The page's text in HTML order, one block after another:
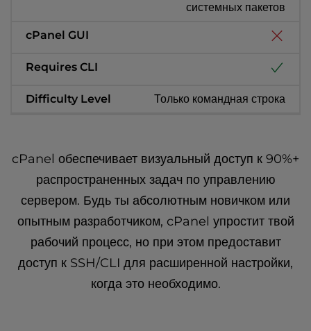
системных пакетов
Только командная строка
cPanel обеспечивает визуальный доступ к 90%+
распространенных задач по управлению
сервером. Будь ты абсолютным новичком или
опытным разработчиком, cPanel упростит твой
рабочий процесс, но при этом предоставит
доступ к SSH/CLI для расширенной настройки,
когда это необходимо.